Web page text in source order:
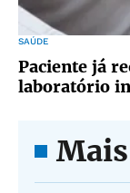
SAÚDE
Paciente já
laboratório